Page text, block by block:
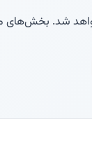
شد. بخش‌های